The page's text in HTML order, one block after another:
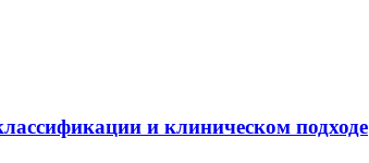
и клиническом подходе